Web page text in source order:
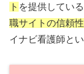
ト を提供してい
職サイトの信頼
イナビ看護師と